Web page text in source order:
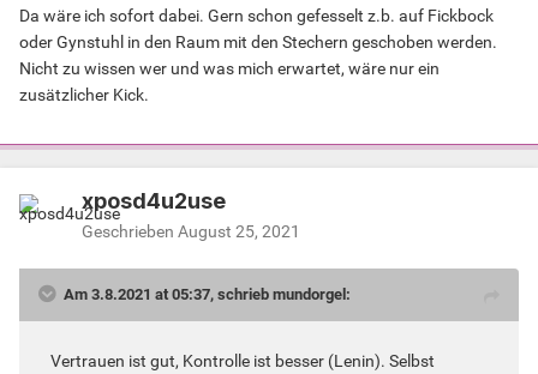
Da wäre ich sofort dabei. Gern schon gefesselt z.b. auf Fickbock
oder Gynstuhl in den Raum mit den Stechern geschoben werden.
Nicht zu wissen wer und was mich erwartet, wäre nur ein
zusätzlicher Kick.
xposd4u2use
Geschrieben August 25, 2021
Am 3.8.2021 at 05:37, schrieb mundorgel:
Vertrauen ist gut, Kontrolle ist besser (Lenin). Selbst